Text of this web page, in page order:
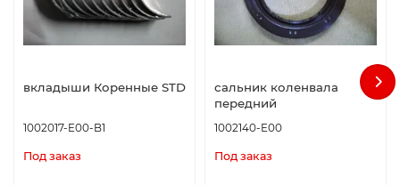
вкладыши Коренные STD
1002017-E00-B1
Под заказ
сальник коленвала
передний
1002140-E00
Под заказ